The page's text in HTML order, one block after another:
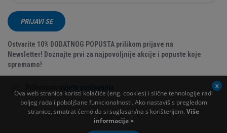
PRIJAVI SE
Ostvarite 10% DODATNOG POPUSTA prilikom prijave na
Newsletter! Doznajte prvi za najpovoljnije akcije i popuste koje
spremamo!
Ova web stranica koristi kolačiće (eng. cookies) i slične tehnologije radi
boljeg rada i poboljšane funkcionalnosti. Ako nastaviš s pregledom
stranice, smatrat ćemo da si suglasan/na s korištenjem. Više
informacija »